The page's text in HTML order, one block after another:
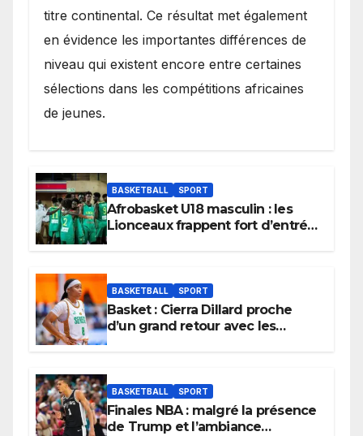
titre continental. Ce résultat met également
en évidence les importantes différences de
niveau qui existent encore entre certaines
sélections dans les compétitions africaines
de jeunes.
BASKETBALL SPORT
Afrobasket U18 masculin : les
Lionceaux frappent fort d’entrée
BASKETBALL SPORT
Basket : Cierra Dillard proche
d’un grand retour avec les
BASKETBALL SPORT
Finales NBA : malgré la présence
de Trump et l’ambiance